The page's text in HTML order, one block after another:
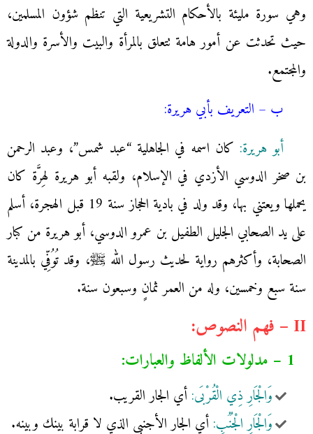
وهي سورة مليئة بالأحكام التشريعية التي تنظم شؤون المسلمين،
حيث تحدثت عن أمور هامة تتعلق بالمرأة والبيت والأسرة والدولة
والمجتمع.
ب – التعريف بأبي هريرة:
أبو هريرة: كان اسمه في الجاهلية “عبد شمس”، وعبد الرحمن
بن صخر الدوسي الأزدي في الإسلام، ولقبه أبو هريرة لهِرَّة كان
يحملها ويعتني بها، وقد ولد في بادية الحجاز سنة 19 قبل الهجرة، أسلم
على يد الصحابي الجليل الطفيل بن عمرو الدوسي، أبو هريرة من كبار
الصحابة، وأكثرهم رواية لحديث رسول الله ﷺ، وقد تُوُفِّي بالمدينة
سنة سبع وخمسين، وله من العمر ثمانٍ وسبعون سنة.
II – فهم النصوص:
1 – مدلولات الألفاظ والعبارات:
وَالْجَارِ ذِي الْقُرْبَى: أي الجار القريب.
وَالْجَارِ الْجُنُبِ: أي الجار الأجنبي الذي لا قرابة بينك وبينه.